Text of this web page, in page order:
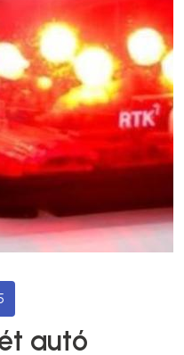
autó